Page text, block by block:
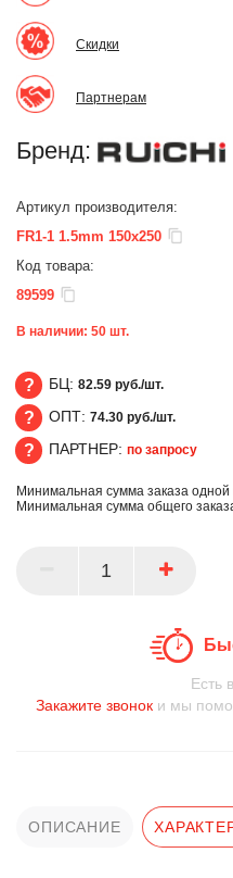
Скидки
Партнерам
Бренд:
Артикул производителя:
FR1-1 1.5mm 150x250
Код товара:
89599
В наличии: 50 шт.
БЦ
БЦ: 82.59 руб./шт.
ОПТ
ОПТ: 74.30 руб./шт.
ПАРТНЕР
ПАРТНЕР: по запросу
Минимальная сумма заказа
Минимальная сумма общего
Есть
Закажите звоноки мы
ОПИСАНИЕ